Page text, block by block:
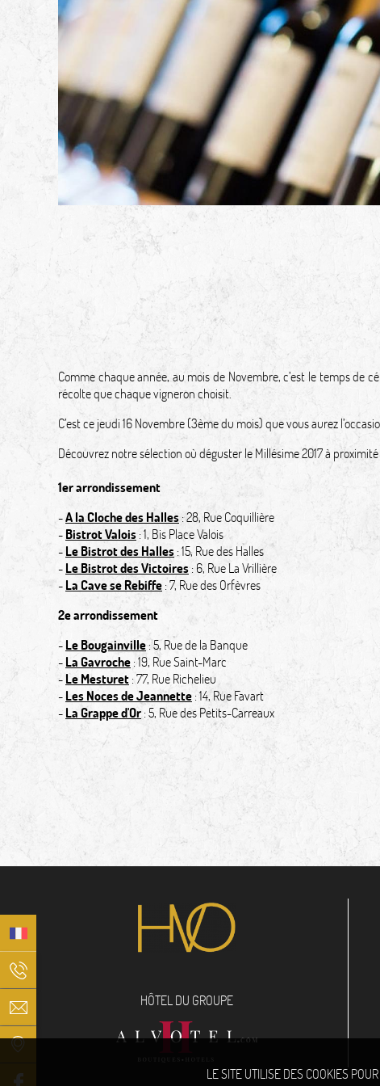
Comme chaque année, au mois de Novembre, c’est le temps de
récolte que chaque vigneron choisit.
C’est ce jeudi 16 Novembre (3ème du mois) que vous aurez
Découvrez notre sélection où déguster le Millésime 2017 à
1er arrondissement
-A la Cloche des Halles: 28, Rue Coquillière
-Bistrot Valois: 1, Bis Place Valois
-Le Bistrot des Halles: 15, Rue des Halles
-Le Bistrot des Victoires: 6, Rue La Vrillière
-La Cave se Rebiffe: 7, Rue des Orfèvres
2e arrondissement
-Le Bougainville: 5, Rue de la Banque
-La Gavroche: 19, Rue Saint-Marc
-Le Mesturet: 77, Rue Richelieu
-Les Noces de Jeannette: 14, Rue Favart
-La Grappe d'Or: 5, Rue des Petits-Carreaux
HÔTEL DU GROUPE
LE SITE UTILISE DES COOKIES